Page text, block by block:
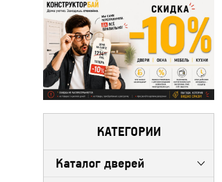
КАТЕГОРИИ
Каталог дверей